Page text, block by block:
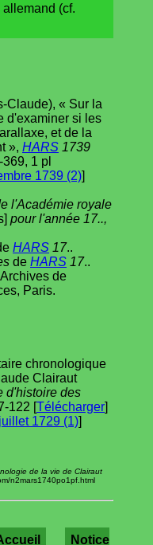
(cf.
Claude), « Sur la
d'examiner si les
et de la
», HARS 1739
1 pl
1739 (2)]
l'Académie royale
pour l'année 17..,
HARS 17..
de HARS 17..
de
Paris.
chronologique
Clairaut
d'histoire des
122 [Télécharger]
1729 (1)]
de la vie de Clairaut
n2mars1740po1pf.html
Notice